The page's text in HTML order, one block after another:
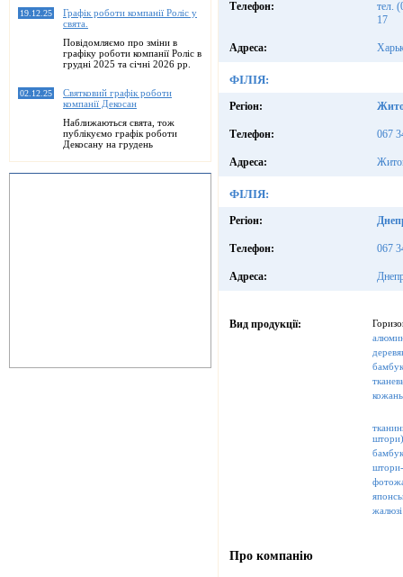
19.12.25
Графік роботи компанії Роліс у
свята.
Повідомляємо про зміни в
графіку роботи компанії Роліс в
грудні 2025 та січні 2026 рр.
02.12.25
Святковий графік роботи
компанії Декосан
Наближаються свята, тож
публікуємо графік роботи
Декосану на грудень
Телефон:
тел.
17
Адреса:
ФІЛІЯ:
Регіон:
Телефон: 067
Адреса:
ФІЛІЯ:
Регіон:
Телефон: 067
Адреса:
Вид продукції:
штори)
штори-
Про компанію